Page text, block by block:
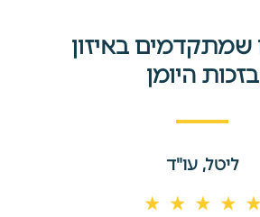
שמתקדמים באיזון
בזכות היומן
ליטל, עו"ד